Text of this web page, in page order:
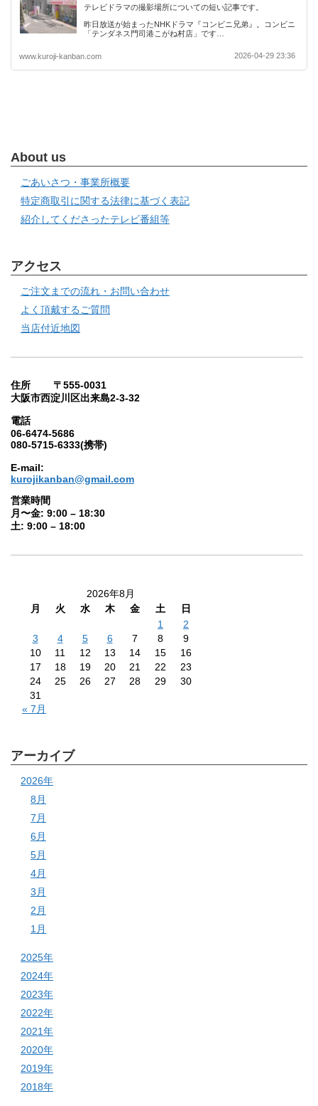
テレビドラマの撮影場所についての短い記事です。
昨日放送が始まったNHKドラマ『コンビニ兄弟』。コンビニ
「テンダネス門司港こがね村店」です…
www.kuroji-kanban.com 2026-04-29 23:36
About us
ごあいさつ・事業所概要
特定商取引に関する法律に基づく表記
紹介してくださったテレビ番組等
アクセス
ご注文までの流れ・お問い合わせ
よく頂戴するご質問
当店付近地図
住所 〒555-0031
大阪市西淀川区出来島2-3-32
電話
06-6474-5686
080-5715-6333(携帯)
E-mail:
kurojikanban@gmail.com
営業時間
月〜金: 9:00 – 18:30
土: 9:00 – 18:00
2026年8月
月
火 水 木 金 土
日
1
2
3
4 5 6 7 8
9
10
11 12 13 14 15
16
17
18 19 20 21 22
23
24
25 26 27 28 29
30
31
« 7月
アーカイブ
2026年
8月
7月
6月
5月
4月
3月
2月
1月
2025年
2024年
2023年
2022年
2021年
2020年
2019年
2018年